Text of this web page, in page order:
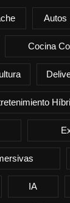
Autos
Cocina
IA